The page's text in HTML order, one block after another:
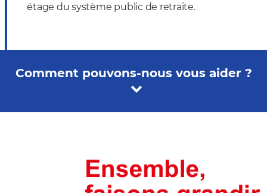
étage du système public de retraite.